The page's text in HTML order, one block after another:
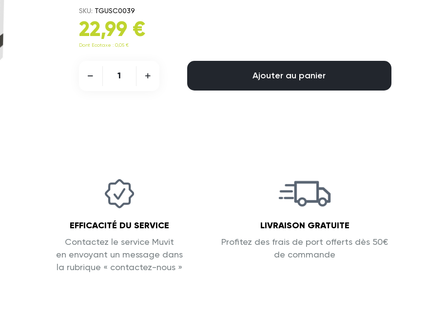
SKU: TGUSC0039
22,99 €
Dont Ecotaxe : 0,05 €
Ajouter au panier
EFFICACITÉ DU SERVICE
Contactez le service Muvit
en envoyant un message dans
la rubrique « contactez-nous »
LIVRAISON GRATUITE
Profitez des frais de port offerts dès 50€
de commande